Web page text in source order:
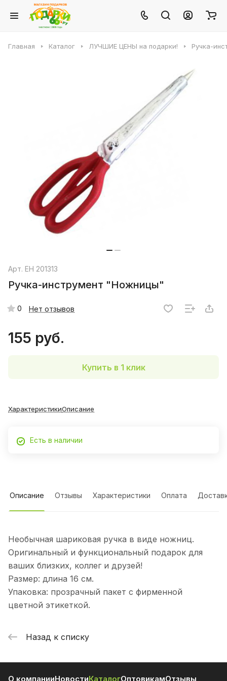
Главная Каталог ЛУЧШИЕ ЦЕНЫ на подарки! Ручка-
Арт. EH 201313
Ручка-инструмент "Ножницы"
0 Нет отзывов
155 руб.
Купить в 1 клик
ХарактеристикиОписание
Есть в наличии
Описание Отзывы Характеристики Оплата
Необычная шариковая ручка в виде ножниц.
Оригинальный и функциональный подарок для
ваших близких, коллег и друзей!
Размер: длина 16 см.
Упаковка: прозрачный пакет с фирменной
цветной этикеткой.
Назад к списку
О компанииНовостиКаталогОптовикамОтзывы